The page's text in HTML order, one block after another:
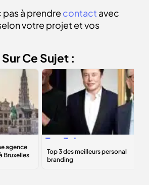
pas à prendre contact avec
votre projet et vos
Ce Sujet :
à
Top 3 des
meilleurs
personal